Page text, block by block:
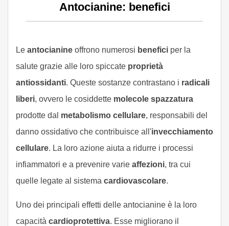
Antocianine: benefici
Le antocianine offrono numerosi benefici per la
salute grazie alle loro spiccate proprietà
antiossidanti. Queste sostanze contrastano i radicali
liberi, ovvero le cosiddette molecole spazzatura
prodotte dal metabolismo cellulare, responsabili del
danno ossidativo che contribuisce all'invecchiamento
cellulare. La loro azione aiuta a ridurre i processi
infiammatori e a prevenire varie affezioni, tra cui
quelle legate al sistema cardiovascolare.
Uno dei principali effetti delle antocianine è la loro
capacità cardioprotettiva. Esse migliorano il